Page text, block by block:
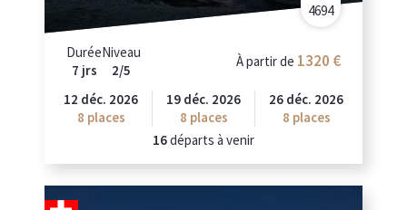
4694
Durée
7 jrs
Niveau
2/5
À partir de 1320
12 déc. 2026
8 places
19 déc. 2026
8 places
26 déc. 2026
8 places
16départs à venir